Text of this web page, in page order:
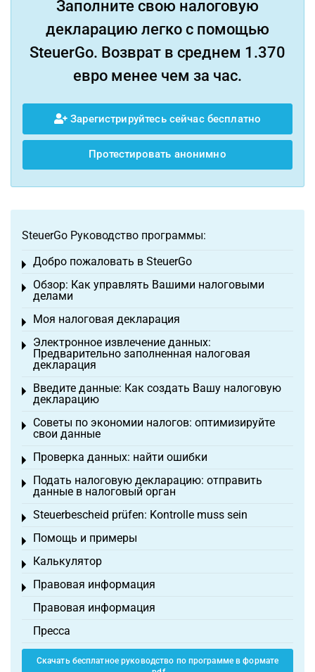
Заполните свою налоговую
декларацию легко с помощью
SteuerGo. Возврат в среднем 1.370
евро менее чем за час.
Зарегистрируйтесь сейчас бесплатно
Протестировать анонимно
SteuerGo Руководство программы:
Добро пожаловать в SteuerGo
Toggle menu
Обзор: Как управлять Вашими налоговыми
делами
Toggle menu
Моя налоговая декларация
Toggle menu
Электронное извлечение данных:
Предварительно заполненная налоговая
декларация
Toggle menu
Введите данные: Как создать Вашу налоговую
декларацию
Toggle menu
Советы по экономии налогов: оптимизируйте
свои данные
Toggle menu
Проверка данных: найти ошибки
Toggle menu
Подать налоговую декларацию: отправить
данные в налоговый орган
Toggle menu
Steuerbescheid prüfen: Kontrolle muss sein
Toggle menu
Помощь и примеры
Toggle menu
Калькулятор
Toggle menu
Правовая информация
Toggle menu
Правовая информация
Пресса
Скачать бесплатное руководство по программе в формате